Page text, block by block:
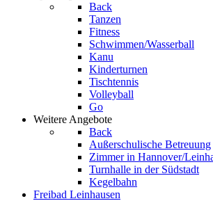
Back
Tanzen
Fitness
Schwimmen/Wasserball
Kanu
Kinderturnen
Tischtennis
Volleyball
Go
Weitere Angebote
Back
Außerschulische Betreuung
Zimmer in Hannover/
Turnhalle in der Südstadt
Kegelbahn
Freibad Leinhausen